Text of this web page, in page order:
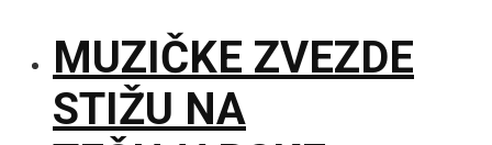
MUZIČKE ZVEZDE
STIŽU NA